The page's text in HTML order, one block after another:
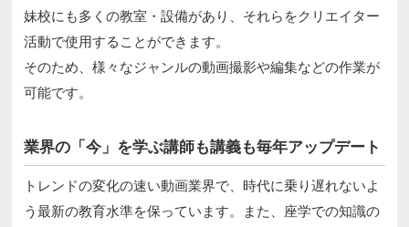
妹校にも多くの教室・設備があり、それらをクリエイター
活動で使用することができます。
そのため、様々なジャンルの動画撮影や編集などの作業が
可能です。
業界の「今」を学ぶ講師も講義も毎年アップデート
トレンドの変化の速い動画業界で、時代に乗り遅れないよ
う最新の教育水準を保っています。また、座学での知識の